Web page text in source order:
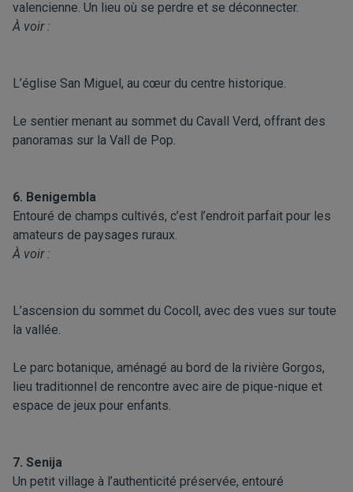
valencienne. Un lieu où se perdre et se déconnecter.
À voir :
L’église San Miguel, au cœur du centre historique.
Le sentier menant au sommet du Cavall Verd, offrant des
panoramas sur la Vall de Pop.
6. Benigembla
Entouré de champs cultivés, c’est l’endroit parfait pour les
amateurs de paysages ruraux.
À voir :
L’ascension du sommet du Cocoll, avec des vues sur toute
la vallée.
Le parc botanique, aménagé au bord de la rivière Gorgos,
lieu traditionnel de rencontre avec aire de pique-nique et
espace de jeux pour enfants.
7. Senija
Un petit village à l’authenticité préservée, entouré